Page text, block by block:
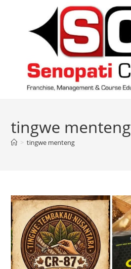
tingwe menteng
> tingwe menteng